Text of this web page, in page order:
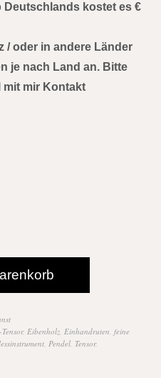
Deutschlands kostet es €
/ oder in andere Länder
je nach Land an. Bitte
mit mir Kontakt
, Eibenholz, Einhandruten, feine
, Pendel, Tensor,